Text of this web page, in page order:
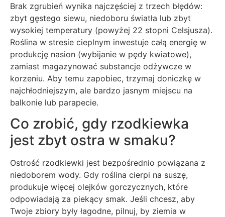
Brak zgrubień wynika najczęściej z trzech błędów:
zbyt gęstego siewu, niedoboru światła lub zbyt
wysokiej temperatury (powyżej 22 stopni Celsjusza).
Roślina w stresie cieplnym inwestuje całą energię w
produkcję nasion (wybijanie w pędy kwiatowe),
zamiast magazynować substancje odżywcze w
korzeniu. Aby temu zapobiec, trzymaj doniczkę w
najchłodniejszym, ale bardzo jasnym miejscu na
balkonie lub parapecie.
Co zrobić, gdy rzodkiewka
jest zbyt ostra w smaku?
Ostrość rzodkiewki jest bezpośrednio powiązana z
niedoborem wody. Gdy roślina cierpi na suszę,
produkuje więcej olejków gorczycznych, które
odpowiadają za piekący smak. Jeśli chcesz, aby
Twoje zbiory były łagodne, pilnuj, by ziemia w